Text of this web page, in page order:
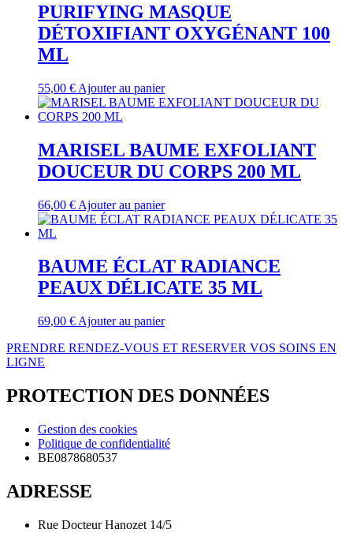
PURIFYING MASQUE
DÉTOXIFIANT OXYGÉNANT 100
ML
55,00 € Ajouter au panier
MARISEL BAUME EXFOLIANT
DOUCEUR DU CORPS 200 ML
66,00 € Ajouter au panier
BAUME ÉCLAT RADIANCE
PEAUX DÉLICATE 35 ML
69,00 € Ajouter au panier
PRENDRE RENDEZ-VOUS ET RESERVER VOS SOINS EN
LIGNE
PROTECTION DES DONNÉES
Gestion des cookies
Politique de confidentialité
BE0878680537
ADRESSE
Rue Docteur Hanozet 14/5